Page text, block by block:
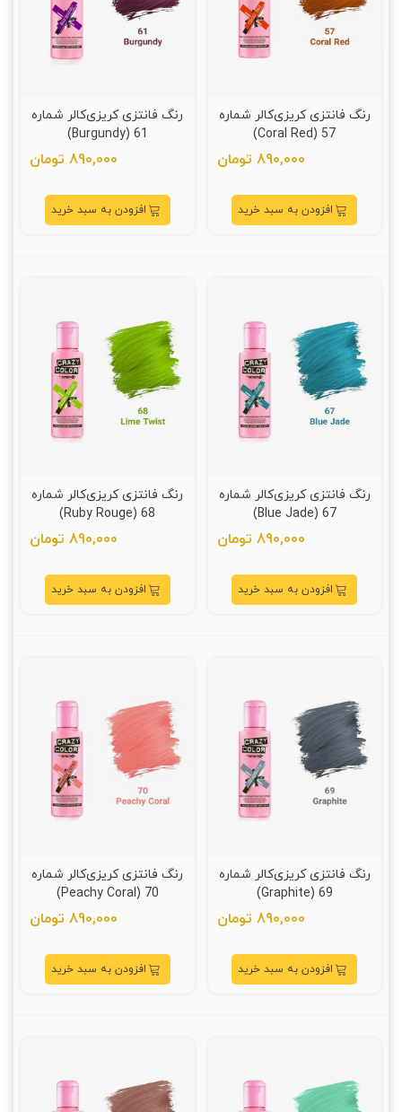
رنگ فانتزی کریزی‌کالر شماره
57 (Coral Red)
890,000 تومان
افزودن به سبد خرید
رنگ فانتزی کریزی‌کالر شماره
61 (Burgundy)
890,000 تومان
افزودن به سبد خرید
رنگ فانتزی کریزی‌کالر شماره
67 (Blue Jade)
890,000 تومان
افزودن به سبد خرید
رنگ فانتزی کریزی‌کالر شماره
68 (Ruby Rouge)
890,000 تومان
افزودن به سبد خرید
رنگ فانتزی کریزی‌کالر شماره
69 (Graphite)
890,000 تومان
افزودن به سبد خرید
رنگ فانتزی کریزی‌کالر شماره
70 (Peachy Coral)
890,000 تومان
افزودن به سبد خرید